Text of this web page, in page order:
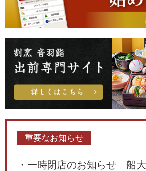
重要なお知らせ
・一時閉店のお知らせ 船